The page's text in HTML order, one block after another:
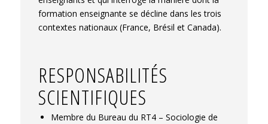
formation enseignante se décline dans les trois
contextes nationaux (France, Brésil et Canada).
RESPONSABILITÉS
SCIENTIFIQUES
Membre du Bureau du RT4 – Sociologie de